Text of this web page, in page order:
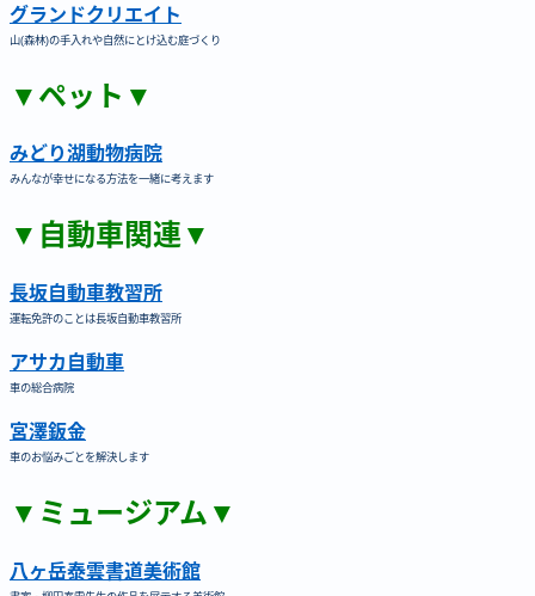
グランドクリエイト
山(森林)の手入れや自然にとけ込む庭づくり
▼ペット▼
みどり湖動物病院
みんなが幸せになる方法を一緒に考えます
▼自動車関連▼
長坂自動車教習所
運転免許のことは長坂自動車教習所
アサカ自動車
車の総合病院
宮澤鈑金
車のお悩みごとを解決します
▼ミュージアム▼
八ヶ岳泰雲書道美術館